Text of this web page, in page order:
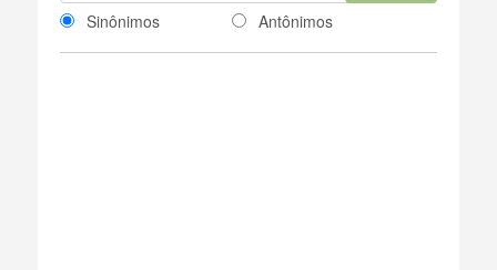
Sinônimos Antônimos